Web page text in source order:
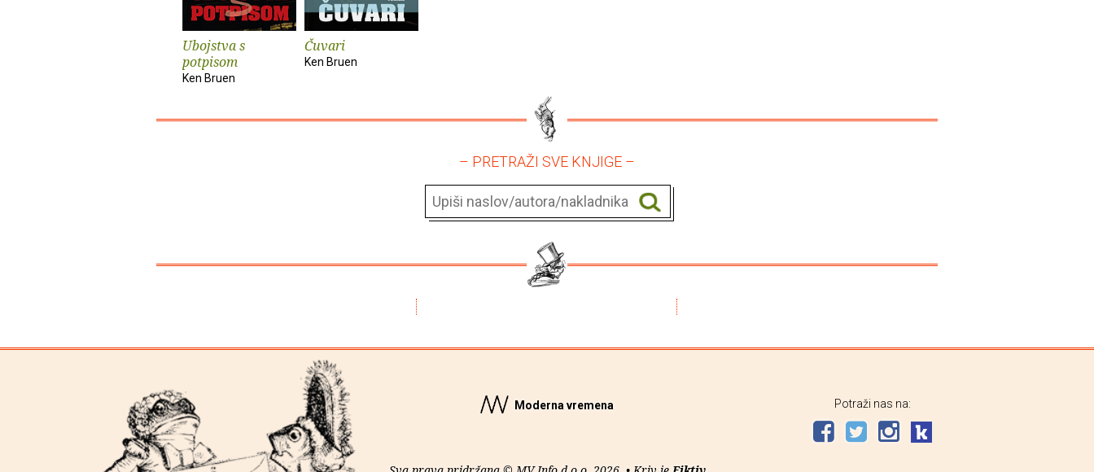
Ubojstva s
potpisom
Ken Bruen
Čuvari
Ken Bruen
– PRETRAŽI SVE KNJIGE –
Moderna vremena Potraži nas na: